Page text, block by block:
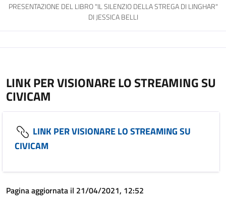
PRESENTAZIONE DEL LIBRO "IL SILENZIO DELLA STREGA DI LINGHAR"
DI JESSICA BELLI
LINK PER VISIONARE LO STREAMING SU
CIVICAM
LINK PER VISIONARE LO STREAMING SU
CIVICAM
Pagina aggiornata il 21/04/2021, 12:52